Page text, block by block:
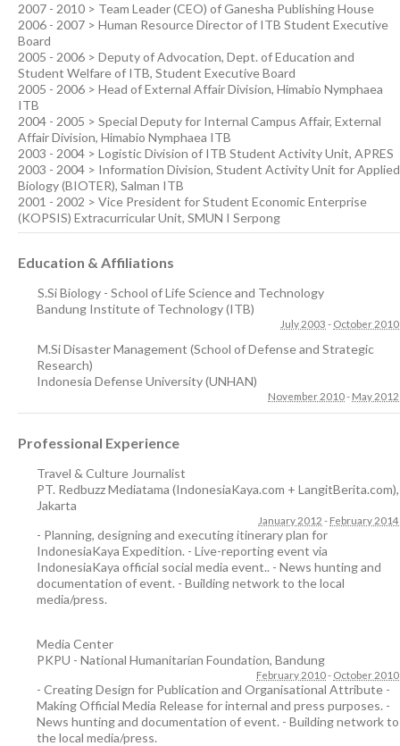
2007 - 2010 > Team Leader (CEO) of Ganesha Publishing House
2006 - 2007 > Human Resource Director of ITB Student Executive
Board
2005 - 2006 > Deputy of Advocation, Dept. of Education and
Student Welfare of ITB, Student Executive Board
2005 - 2006 > Head of External Affair Division, Himabio Nymphaea
ITB
2004 - 2005 > Special Deputy for Internal Campus Affair, External
Affair Division, Himabio Nymphaea ITB
2003 - 2004 > Logistic Division of ITB Student Activity Unit, APRES
2003 - 2004 > Information Division, Student Activity Unit for Applied
Biology (BIOTER), Salman ITB
2001 - 2002 > Vice President for Student Economic Enterprise
(KOPSIS) Extracurricular Unit, SMUN I Serpong
Education & Affiliations
S.Si Biology - School of Life Science and Technology
Bandung Institute of Technology (ITB)
July 2003 - October 2010
M.Si Disaster Management (School of Defense and Strategic
Research)
Indonesia Defense University (UNHAN)
November 2010- May 2012
Professional Experience
Travel & Culture Journalist
PT. Redbuzz Mediatama (IndonesiaKaya.com + LangitBerita.com),
Jakarta
January 2012 - February 2014
- Planning, designing and executing itinerary plan for
IndonesiaKaya Expedition. - Live-reporting event via
IndonesiaKaya official social media event.. - News hunting and
documentation of event. - Building network to the local
media/press.
Media Center
PKPU - National Humanitarian Foundation, Bandung
February 2010- October 2010
- Creating Design for Publication and Organisational Attribute -
Making Official Media Release for internal and press purposes. -
News hunting and documentation of event. - Building network to
the local media/press.